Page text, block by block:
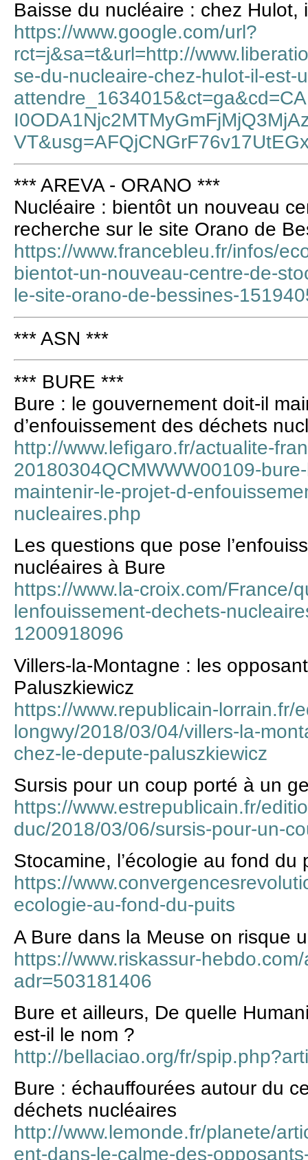
Baisse du nucléaire : chez Hulot,
https://www.google.com/url?
rct=j&sa=t&url=http://
se-du-nucleaire-chez-hulot-il-est-
*** AREVA - ORANO ***
Nucléaire : bientôt un nouveau
recherche sur le site Orano de
https://www.francebleu.fr/infos/
bientot-un-nouveau-centre-de-
le-site-orano-de-bessines-
*** ASN ***
*** BURE ***
Bure : le gouvernement doit-il
d’enfouissement des déchets
http://www.lefigaro.fr/actualite-
20180304QCMWWW00109-
maintenir-le-projet-d-
nucleaires.php
Les questions que pose
nucléaires à Bure
https://www.la-croix.com/France/
lenfouissement-dechets-
1200918096
Villers-la-Montagne : les
Paluszkiewicz
https://www.republicain-lorrain.fr/
longwy/2018/03/04/villers-la-
chez-le-depute-paluszkiewicz
Sursis pour un coup porté à un
https://www.estrepublicain.fr/
duc/2018/03/06/sursis-pour-un-
Stocamine, l’écologie au fond du
https://
ecologie-au-fond-du-puits
A Bure dans la Meuse on risque
https://www.riskassur-
adr=503181406
Bure et ailleurs, De quelle
est-il le nom ?
http://bellaciao.org/fr/
Bure : échauffourées autour du
déchets nucléaires
http://www.lemonde.fr/planete/
ent-dans-le-calme-des-